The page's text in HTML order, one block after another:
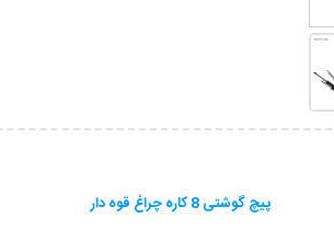
پیچ گوشتی 8 کاره چراغ قوه دار